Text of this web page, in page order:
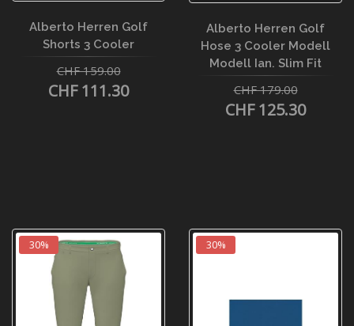
Alberto Herren Golf
Shorts 3 Cooler
CHF 159.00
CHF 111.30
Alberto Herren Golf
Hose 3 Cooler Modell
Modell Ian. Slim Fit
CHF 179.00
CHF 125.30
30% 30%